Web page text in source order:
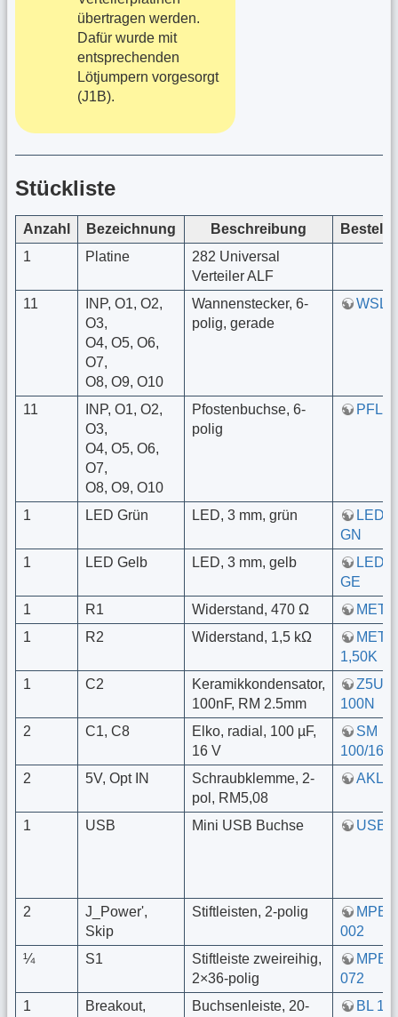
übertragen werden.
Dafür wurde mit
entsprechenden
Lötjumpern vorgesorgt
(J1B).
Stückliste
Anzahl Bezeichnung Beschreibung
1
Platine
282 Universal
Verteiler ALF
11
INP, O1, O2,
O3,
O4, O5, O6,
O7,
O8, O9, O10
Wannenstecker, 6-
polig, gerade
WSL
11
INP, O1, O2,
O3,
O4, O5, O6,
O7,
O8, O9, O10
Pfostenbuchse, 6-
polig
PFL 6
1 LED Grün LED, 3 mm, grün
LED
GN
1
LED Gelb LED, 3 mm, gelb
LED
GE
1
R1 Widerstand, 470 Ω
1
R2 Widerstand, 1,5 kΩ
1,50K
1
C2
Keramikkondensator,
100nF, RM 2.5mm
Z5U-
100N
2
C1, C8
Elko, radial, 100 µF,
16 V
SM
100/
2
5V, Opt IN
Schraubklemme, 2-
pol, RM5,08
AKL
1 USB Mini USB Buchse USB
2
J_Power',
Skip
Stiftleisten, 2-polig
MPE
002
¼
S1
Stiftleiste zweireihig,
2×36-polig
MPE
072
1
Breakout,
Buchsenleiste, 20-
BL